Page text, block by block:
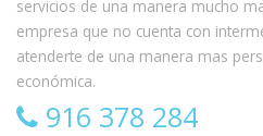
servicios de una manera mucho
empresa que no cuenta con
atenderte de una manera mas
económica.
916 378 284